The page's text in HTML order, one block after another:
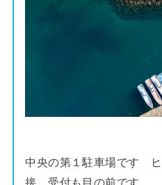
中央の第１駐車場です
接、受付も目の前です